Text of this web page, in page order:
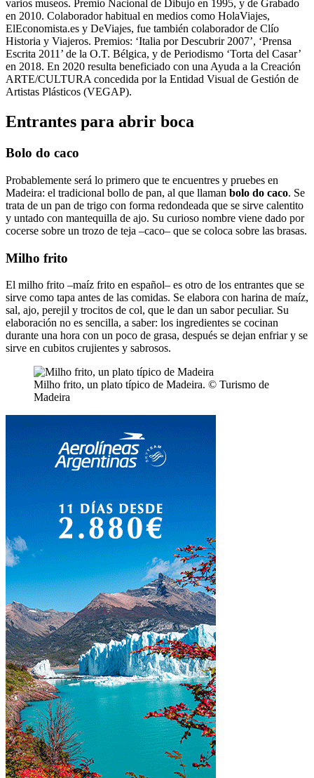
varios museos. Premio Nacional de Dibujo en 1995, y de Grabado
en 2010. Colaborador habitual en medios como HolaViajes,
ElEconomista.es y DeViajes, fue también colaborador de Clío
Historia y Viajeros. Premios: ‘Italia por Descubrir 2007’, ‘Prensa
Escrita 2011’ de la O.T. Bélgica, y de Periodismo ‘Torta del Casar’
en 2018. En 2020 resulta beneficiado con una Ayuda a la Creación
ARTE/CULTURA concedida por la Entidad Visual de Gestión de
Artistas Plásticos (VEGAP).
Entrantes para abrir boca
Bolo do caco
Probablemente será lo primero que te encuentres y pruebes en
Madeira: el tradicional bollo de pan, al que llaman bolo do caco. Se
trata de un pan de trigo con forma redondeada que se sirve calentito
y untado con mantequilla de ajo. Su curioso nombre viene dado por
cocerse sobre un trozo de teja –caco– que se coloca sobre las brasas.
Milho frito
El milho frito –maíz frito en español– es otro de los entrantes que se
sirve como tapa antes de las comidas. Se elabora con harina de maíz,
sal, ajo, perejil y trocitos de col, que le dan un sabor peculiar. Su
elaboración no es sencilla, a saber: los ingredientes se cocinan
durante una hora con un poco de grasa, después se dejan enfriar y se
sirve en cubitos crujientes y sabrosos.
Milho frito, un plato típico de Madeira. © Turismo de
Madeira